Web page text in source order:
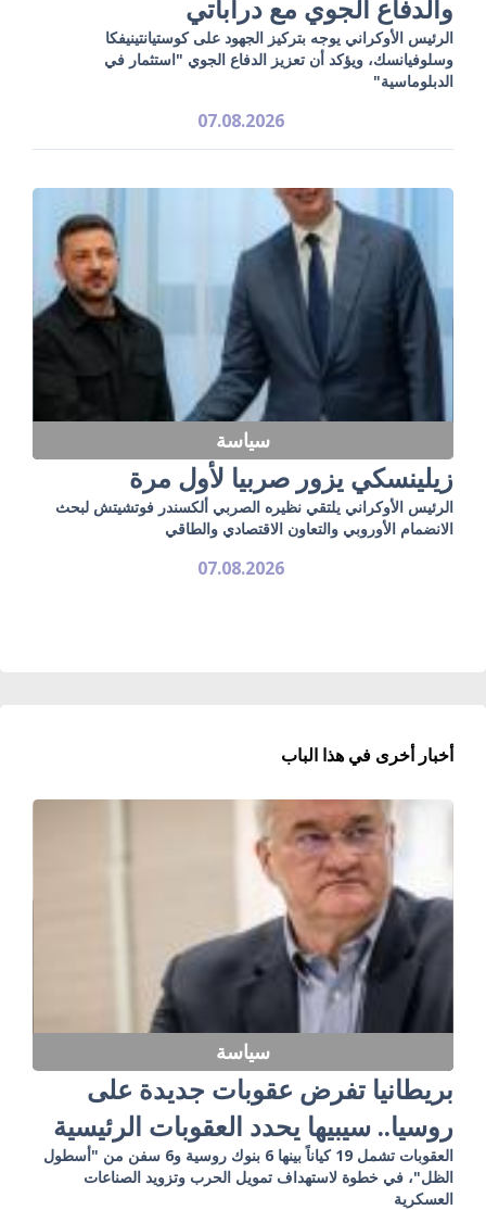
والدفاع الجوي مع دراباتي
الرئيس الأوكراني يوجه بتركيز الجهود على كوستيانتينيفكا
وسلوفيانسك، ويؤكد أن تعزيز الدفاع الجوي "استثمار في
الدبلوماسية"
07.08.2026
سياسة
زيلينسكي يزور صربيا لأول مرة
الرئيس الأوكراني يلتقي نظيره الصربي ألكسندر فوتشيتش لبحث
الانضمام الأوروبي والتعاون الاقتصادي والطاقي
07.08.2026
أخبار أخرى في هذا الباب
سياسة
بريطانيا تفرض عقوبات جديدة على
روسيا.. سيبيها يحدد العقوبات الرئيسية
العقوبات تشمل 19 كياناً بينها 6 بنوك روسية و6 سفن من "أسطول
الظل"، في خطوة لاستهداف تمويل الحرب وتزويد الصناعات
العسكرية